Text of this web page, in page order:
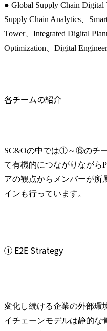
● Global Supply Chain Digital
Supply Chain Analytics、
Tower、Integrated Digital
Optimization、Digital
各チームの紹介
SC&Oの中では①～⑥のチ
て有機的につながりながら
アの観点からメンバーが所
インも行っています。
① E2E Strategy
変化し続ける企業の外部環
イチェーンモデルは静的な